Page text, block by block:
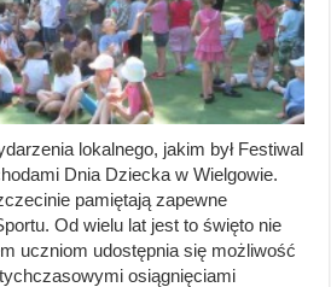
lokalnego, jakim był Festiwal
Dnia Dziecka w Wielgowie.
pamiętają zapewne
Od wielu lat jest to święto nie
uczniom udostępnia się możliwość
osiągnięciami